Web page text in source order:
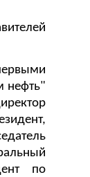
нефть"
по